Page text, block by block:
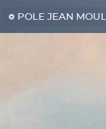
POLE JEAN